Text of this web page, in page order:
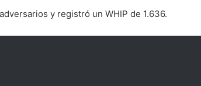
y registró un WHIP de 1.636.